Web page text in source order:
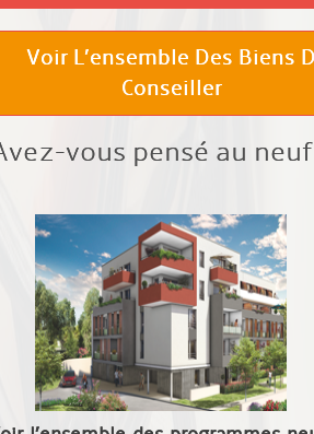
Voir L’ensemble Des Biens
Conseiller
vous pensé au